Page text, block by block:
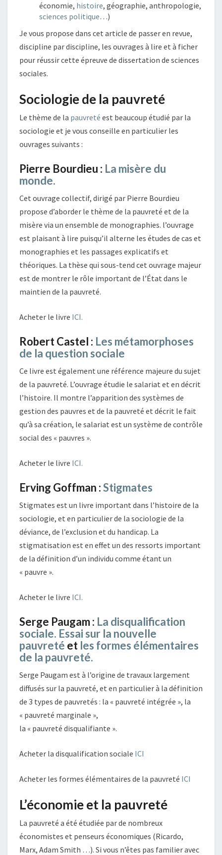
économie, histoire, géographie, anthropologie,
sciences politique…)
Je vous propose dans cet article de passer en revue,
discipline par discipline, les ouvrages à lire et à ficher
pour réussir cette épreuve de dissertation de sciences
sociales.
Sociologie de la pauvreté
Le thème de la pauvreté est beaucoup étudié par la
sociologie et je vous conseille en particulier les
ouvrages suivants :
Pierre Bourdieu : La misère du
monde.
Cet ouvrage collectif, dirigé par Pierre Bourdieu
propose d’aborder le thème de la pauvreté et de la
misère via un ensemble de monographies. l’ouvrage
est plaisant à lire puisqu’il alterne les études de cas et
monographies et les passages explicatifs et
théoriques. La thèse qui sous-tend cet ouvrage majeur
est de montrer le rôle important de l’État dans le
maintien de la pauvreté.
Acheter le livre ICI.
Robert Castel : Les métamorphoses
de la question sociale
Ce livre est également une référence majeure du sujet
de la pauvreté. L’ouvrage étudie le salariat et en décrit
l’histoire. Il montre l’apparition des systèmes de
gestion des pauvres et de la pauvreté et décrit le fait
qu’à sa création, le salariat est un système de contrôle
social des « pauvres ».
Acheter le livre ICI.
Erving Goffman :Stigmates
Stigmates est un livre important dans l’histoire de la
sociologie, et en particulier de la sociologie de la
déviance, de l’exclusion et du handicap. La
stigmatisation est en effet un des ressorts important
de la définition d’un individu comme étant un
« pauvre ».
Acheter le livre ICI.
Serge Paugam : La disqualification
sociale. Essai sur la nouvelle
pauvreté et les formes élémentaires
de la pauvreté.
Serge Paugam est à l’origine de travaux largement
diffusés sur la pauvreté, et en particulier à la définition
de 3 types de pauvretés : la « pauvreté intégrée », la
« pauvreté marginale »,
la « pauvreté disqualifiante ».
Acheter la disqualification sociale ICI
Acheter les formes élémentaires de la pauvreté ICI
L’économie et la pauvreté
La pauvreté a été étudiée par de nombreux
économistes et penseurs économiques (Ricardo,
Marx, Adam Smith …). Si vous n’êtes pas familier avec